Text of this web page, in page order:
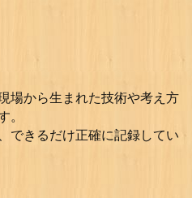
場から生まれた技術や考え方
できるだけ正確に記録してい